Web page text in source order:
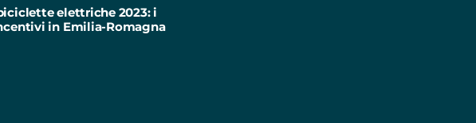
elettriche 2023: i
in Emilia-Romagna